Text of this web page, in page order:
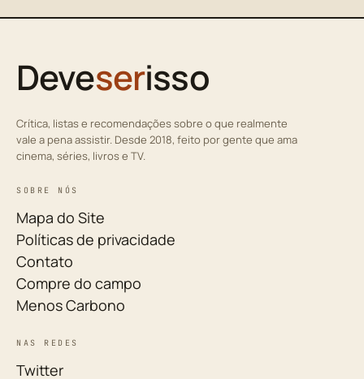
Deveserisso
Crítica, listas e recomendações sobre o que realmente
vale a pena assistir. Desde 2018, feito por gente que ama
cinema, séries, livros e TV.
SOBRE NÓS
Mapa do Site
Políticas de privacidade
Contato
Compre do campo
Menos Carbono
NAS REDES
Twitter